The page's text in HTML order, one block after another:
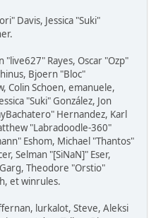
Davis, Jessica "Suki"
"live627" Rayes, Oscar "Ozp"
Bjoern "Bloc"
Colin Schoen, emanuele,
"Suki" González, Jon
Hernandez, Karl
"Labradoodle-360"
Eshom, Michael "Thantos"
Selman "[SiNaN]" Eser,
Theodore "Orstio"
et winrules.
lurkalot, Steve, Aleksi